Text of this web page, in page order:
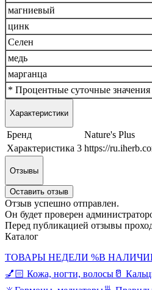
магниевый
цинк
Селен
медь
марганца
* Процентные суточные
Характеристики
Бренд
Nature's Plus
Характеристика 3 https://
Отзывы
Оставить отзыв
Отзыв успешно отправлен.
Он будет проверен
Перед публикацией отзывы
Каталог
ТОВАРЫ НЕДЕЛИ %В
💅🏻 Кожа, ногти, волосы 🥛